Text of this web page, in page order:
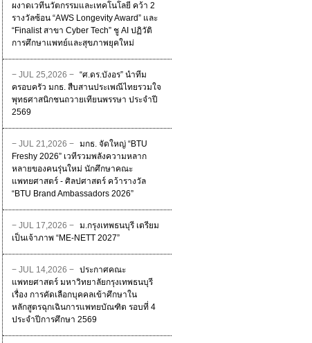
ผงาดเวทีนวัตกรรมและเทคโนโลยี คว้า 2
รางวัลซ้อน “AWS Longevity Award” และ
“Finalist สาขา Cyber Tech” ชู AI ปฏิวัติ
การศึกษาแพทย์และสุขภาพยุคใหม่
− JUL 25,2026 − “ศ.ดร.บังอร” นำทีม
ครอบครัว มกธ. สืบสานประเพณีไทยรวมใจ
พุทธศาสนิกชนถวายเทียนพรรษา ประจำปี
2569
− JUL 21,2026 − มกธ. จัดใหญ่ “BTU
Freshy 2026” เวทีรวมพลังความหลาก
หลายของคนรุ่นใหม่ นักศึกษาคณะ
แพทยศาสตร์ - ศิลปศาสตร์ คว้ารางวัล
“BTU Brand Ambassadors 2026”
− JUL 17,2026 − ม.กรุงเทพธนบุรี เตรียม
เป็นเจ้าภาพ “ME-NETT 2027”
− JUL 14,2026 − ประกาศคณะ
แพทยศาสตร์ มหาวิทยาลัยกรุงเทพธนบุรี
เรื่อง การคัดเลือกบุคคลเข้าศึกษาใน
หลักสูตรฉุกเฉินการแพทยบัณฑิต รอบที่ 4
ประจําปีการศึกษา 2569